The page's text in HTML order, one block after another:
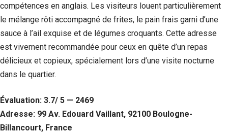
compétences en anglais. Les visiteurs louent particulièrement
le mélange rôti accompagné de frites, le pain frais garni d’une
sauce à l’ail exquise et de légumes croquants. Cette adresse
est vivement recommandée pour ceux en quête d’un repas
délicieux et copieux, spécialement lors d’une visite nocturne
dans le quartier.
Évaluation: 3.7/ 5 — 2469
Adresse: 99 Av. Edouard Vaillant, 92100 Boulogne-
Billancourt, France